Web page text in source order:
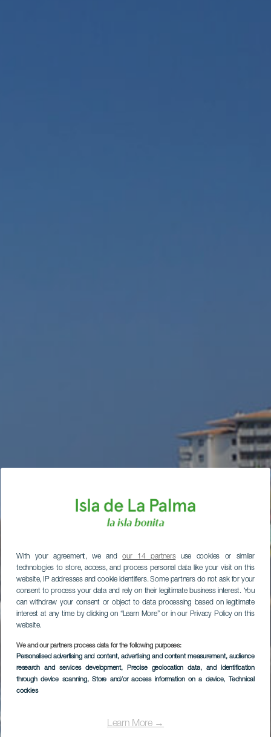
With your agreement, we andour 14 partnersuse cookies or similar
technologies to store, access, and process personal data like your visit on this
website, IP addresses and cookie identifiers. Some partners do not ask for your
consent to process your data and rely on their legitimate business interest. You
can withdraw your consent or object to data processing based on legitimate
interest at any time by clicking on “Learn More” or in our Privacy Policy on this
website.
We and our partners process data for the following purposes:
Personalised advertising and content, advertising and content measurement, audience
research and services development, Precise geolocation data, and identification
through device scanning, Store and/or access information on a device, Technical
cookies
Learn More →